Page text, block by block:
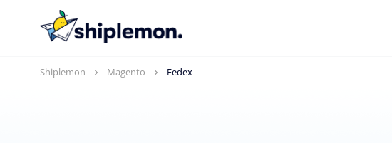
Shiplemon Magento Fedex